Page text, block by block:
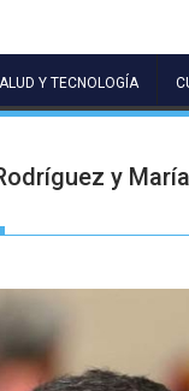
Y TECNOLOGÍA
y